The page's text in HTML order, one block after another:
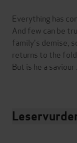
Everything has
And few can be
family's demise,
returns to the
But is he a